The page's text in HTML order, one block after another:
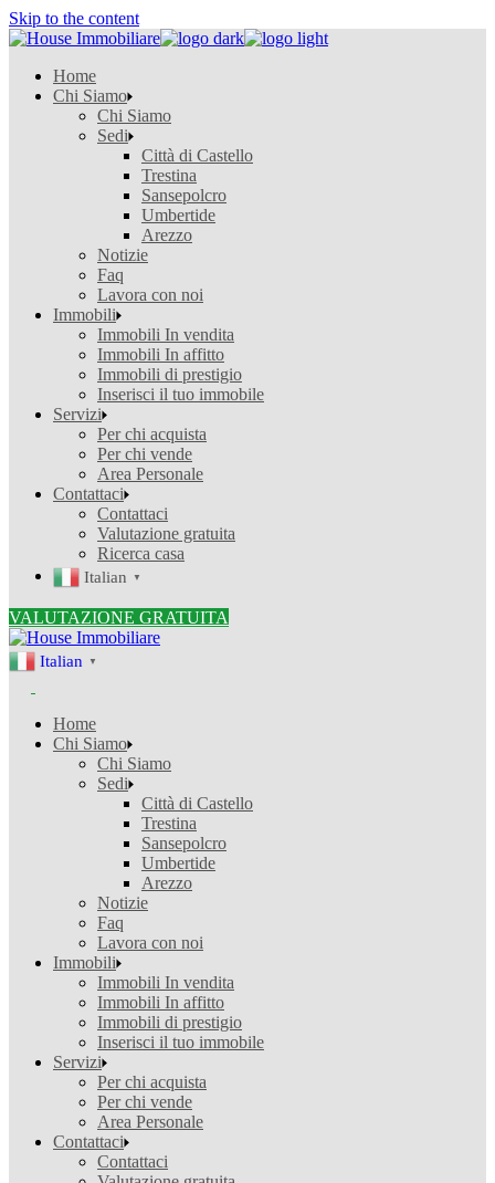
Skip to the content
Home
Chi Siamo
Chi Siamo
Sedi
Città di Castello
Trestina
Sansepolcro
Umbertide
Arezzo
Notizie
Faq
Lavora con noi
Immobili
Immobili In vendita
Immobili In affitto
Immobili di prestigio
Inserisci il tuo immobile
Servizi
Per chi acquista
Per chi vende
Area Personale
Contattaci
Contattaci
Valutazione gratuita
Ricerca casa
Italian ▼
VALUTAZIONE GRATUITA
Italian ▼
Home
Chi Siamo
Chi Siamo
Sedi
Città di Castello
Trestina
Sansepolcro
Umbertide
Arezzo
Notizie
Faq
Lavora con noi
Immobili
Immobili In vendita
Immobili In affitto
Immobili di prestigio
Inserisci il tuo immobile
Servizi
Per chi acquista
Per chi vende
Area Personale
Contattaci
Contattaci